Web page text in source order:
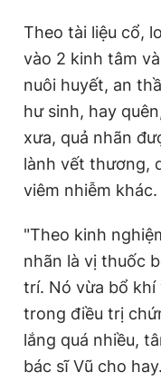
Theo tài liệu cổ,
vào 2 kinh tâm
nuôi huyết, an
hư sinh, hay
xưa, quả nhãn
lành vết thương,
viêm nhiễm khác.
"Theo kinh
nhãn là vị thuốc
trí. Nó vừa bổ khí
trong điều trị
lắng quá nhiều,
bác sĩ Vũ cho hay.